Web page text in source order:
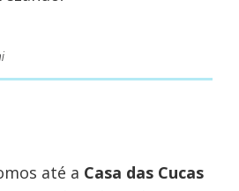
até a Casa das Cucas